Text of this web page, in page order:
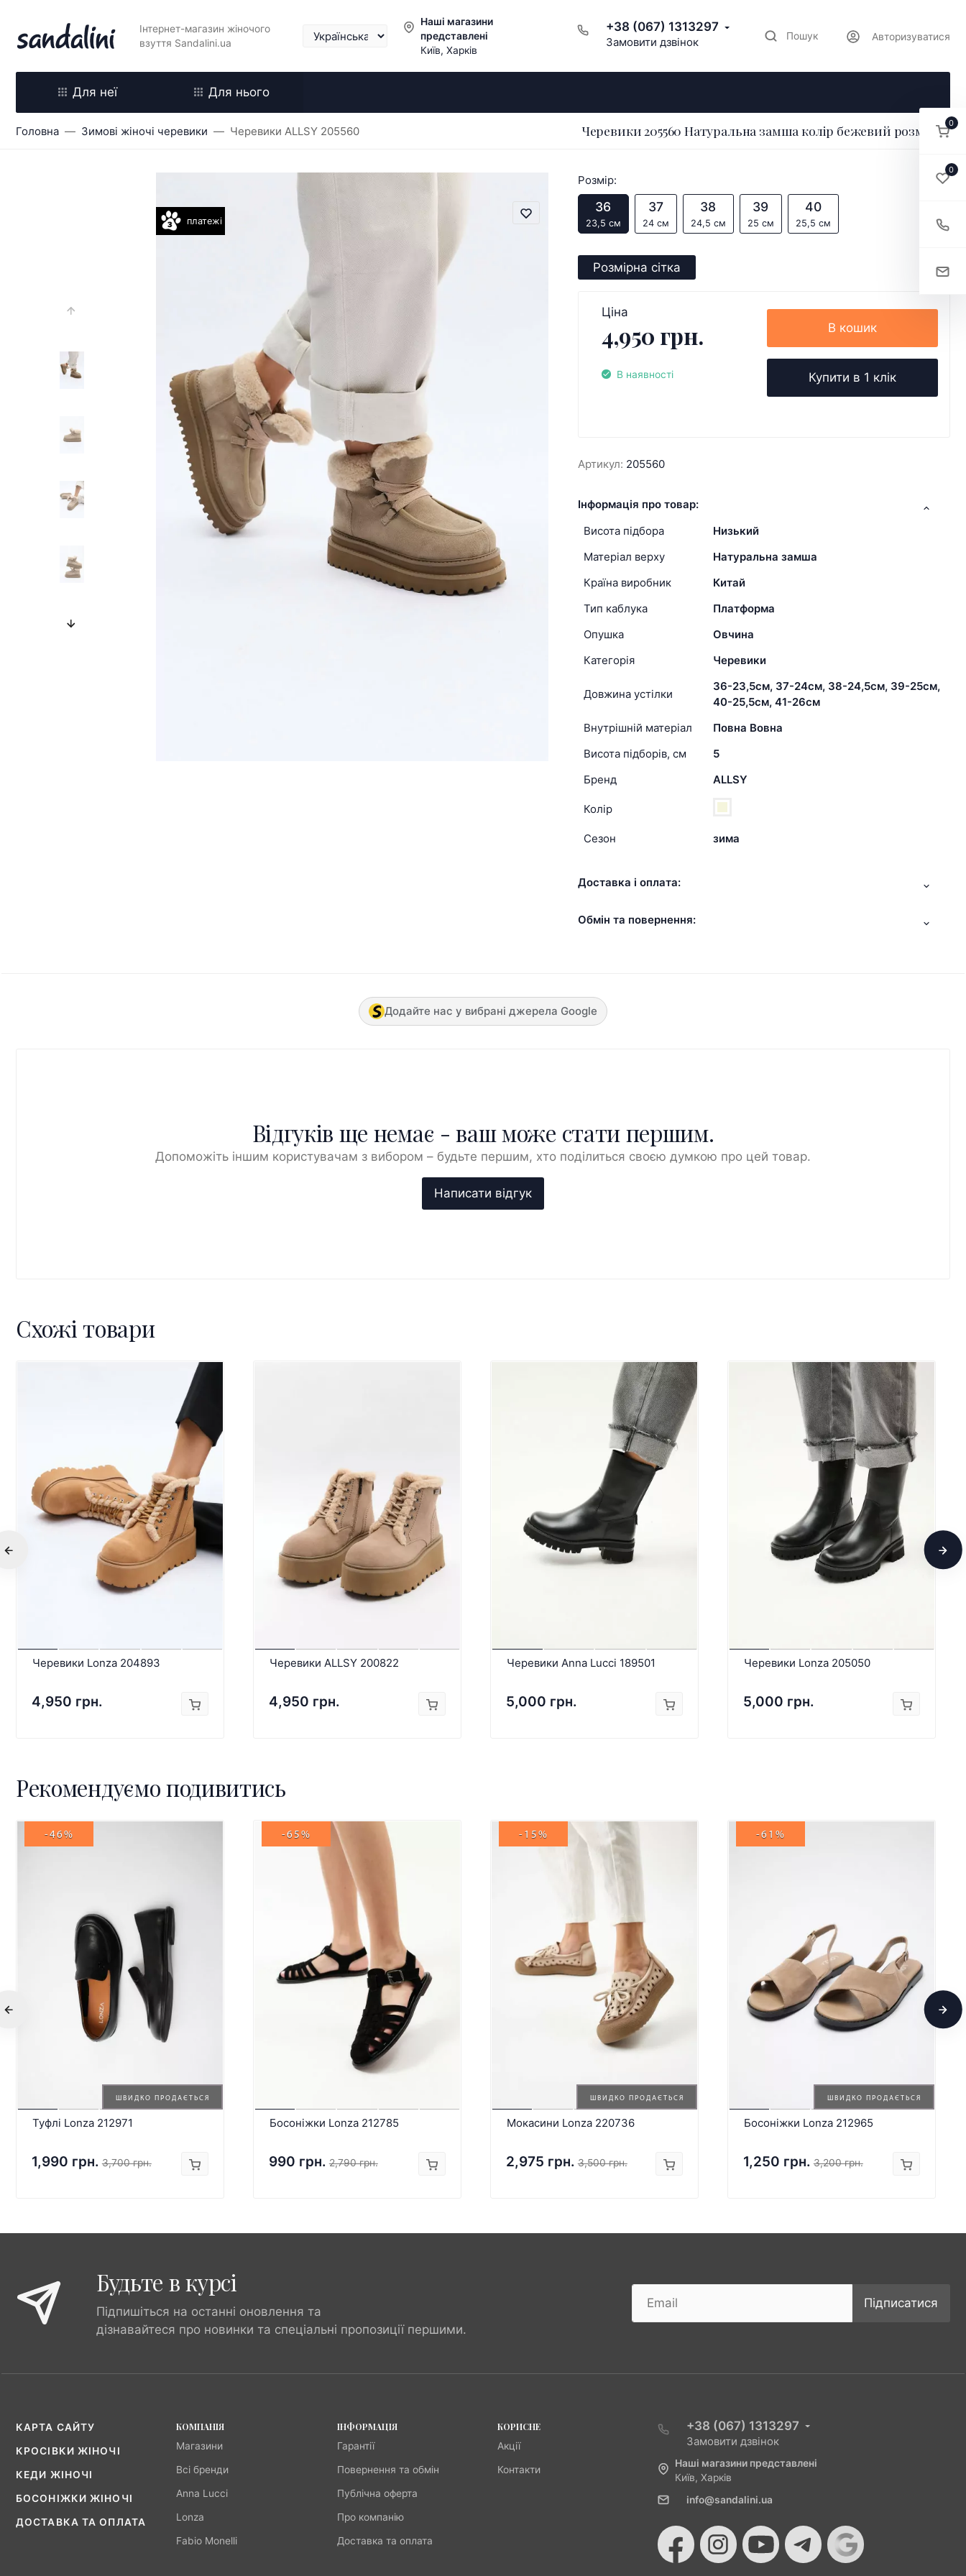
Інтернет-магазин жіночого
взуття Sandalini.ua
Наші магазини
представлені
Київ, Харків
+38 (067) 1313297
Замовити дзвінок Пошук Авторизуватися
Для неї Для нього
Головна Зимові жіночі черевики Черевики ALLSY 205560 Черевики 205560 Натуральна замша колір бежевий розмір 36
платежі
Розмір:
36
23,5 см
37
24 см
38
24,5 см
39
25 см
40
25,5 см
Розмірна сітка
Ціна
4,950 грн.
В наявності
В кошик
Купити в 1 клік
Артикул: 205560
Інформація про товар:
Висота підбора
Низький
Матеріал верху
Натуральна замша
Країна виробник
Китай
Тип каблука
Платформа
Опушка
Овчина
Категорія
Черевики
Довжина устілки
36-23,5см, 37-24см, 38-24,5см, 39-25см,
40-25,5см, 41-26см
Внутрішній матеріал
Повна Вовна
Висота підборів, см
5
Бренд
ALLSY
Колір
Сезон зима
Доставка і оплата:
Обмін та повернення:
Додайте нас у вибрані джерела Google
Відгуків ще немає - ваш може стати першим.
Допоможіть іншим користувачам з вибором – будьте першим, хто поділиться своєю думкою про цей товар.
Схожі товари
Черевики Lonza 204893
4,950 грн.
Черевики ALLSY 200822
4,950 грн.
Черевики Anna Lucci 189501
5,000 грн.
Черевики Lonza 205050
5,000 грн.
Рекомендуємо подивитись
ШВИДКО ПРОДАЄТЬСЯ
-46%
Туфлі Lonza 212971
1,990 грн. 3,700 грн.
-65%
Босоніжки Lonza 212785
990 грн. 2,790 грн.
ШВИДКО ПРОДАЄТЬСЯ
-15%
Мокасини Lonza 220736
2,975 грн. 3,500 грн.
ШВИДКО ПРОДАЄТЬСЯ
-61%
Босоніжки Lonza 212965
1,250 грн. 3,200 грн.
Будьте в курсі
Підпишіться на останні оновлення та
дізнавайтеся про новинки та спеціальні пропозиції першими.
Підписатися
КАРТА САЙТУ
КРОСІВКИ ЖІНОЧІ
КЕДИ ЖІНОЧІ
БОСОНІЖКИ ЖІНОЧІ
ДОСТАВКА ТА ОПЛАТА
КОМПАНІЯ
Магазини
Всі бренди
Anna Lucci
Lonza
Fabio Monelli
ІНФОРМАЦІЯ
Гарантії
Повернення та обмін
Публічна оферта
Про компанію
Доставка та оплата
КОРИСНЕ
Акції
Контакти
+38 (067) 1313297
Замовити дзвінок
Наші магазини представлені
Київ, Харків
info@sandalini.ua
0
0